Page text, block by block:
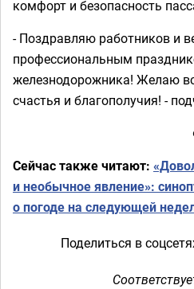
комфорт и безопасность
- Поздравляю работников и
профессиональным
железнодорожника! Желаю
счастья и благополучия! -
Сейчас также читают:
и необычное явление»:
о погоде на следующей
Поделиться в